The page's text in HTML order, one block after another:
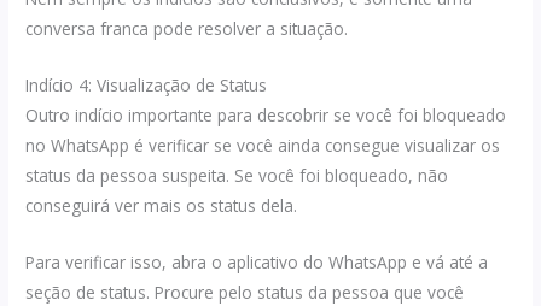
conversa franca pode resolver a situação.
Indício 4: Visualização de Status
Outro indício importante para descobrir se você foi bloqueado
no WhatsApp é verificar se você ainda consegue visualizar os
status da pessoa suspeita. Se você foi bloqueado, não
conseguirá ver mais os status dela.
Para verificar isso, abra o aplicativo do WhatsApp e vá até a
seção de status. Procure pelo status da pessoa que você